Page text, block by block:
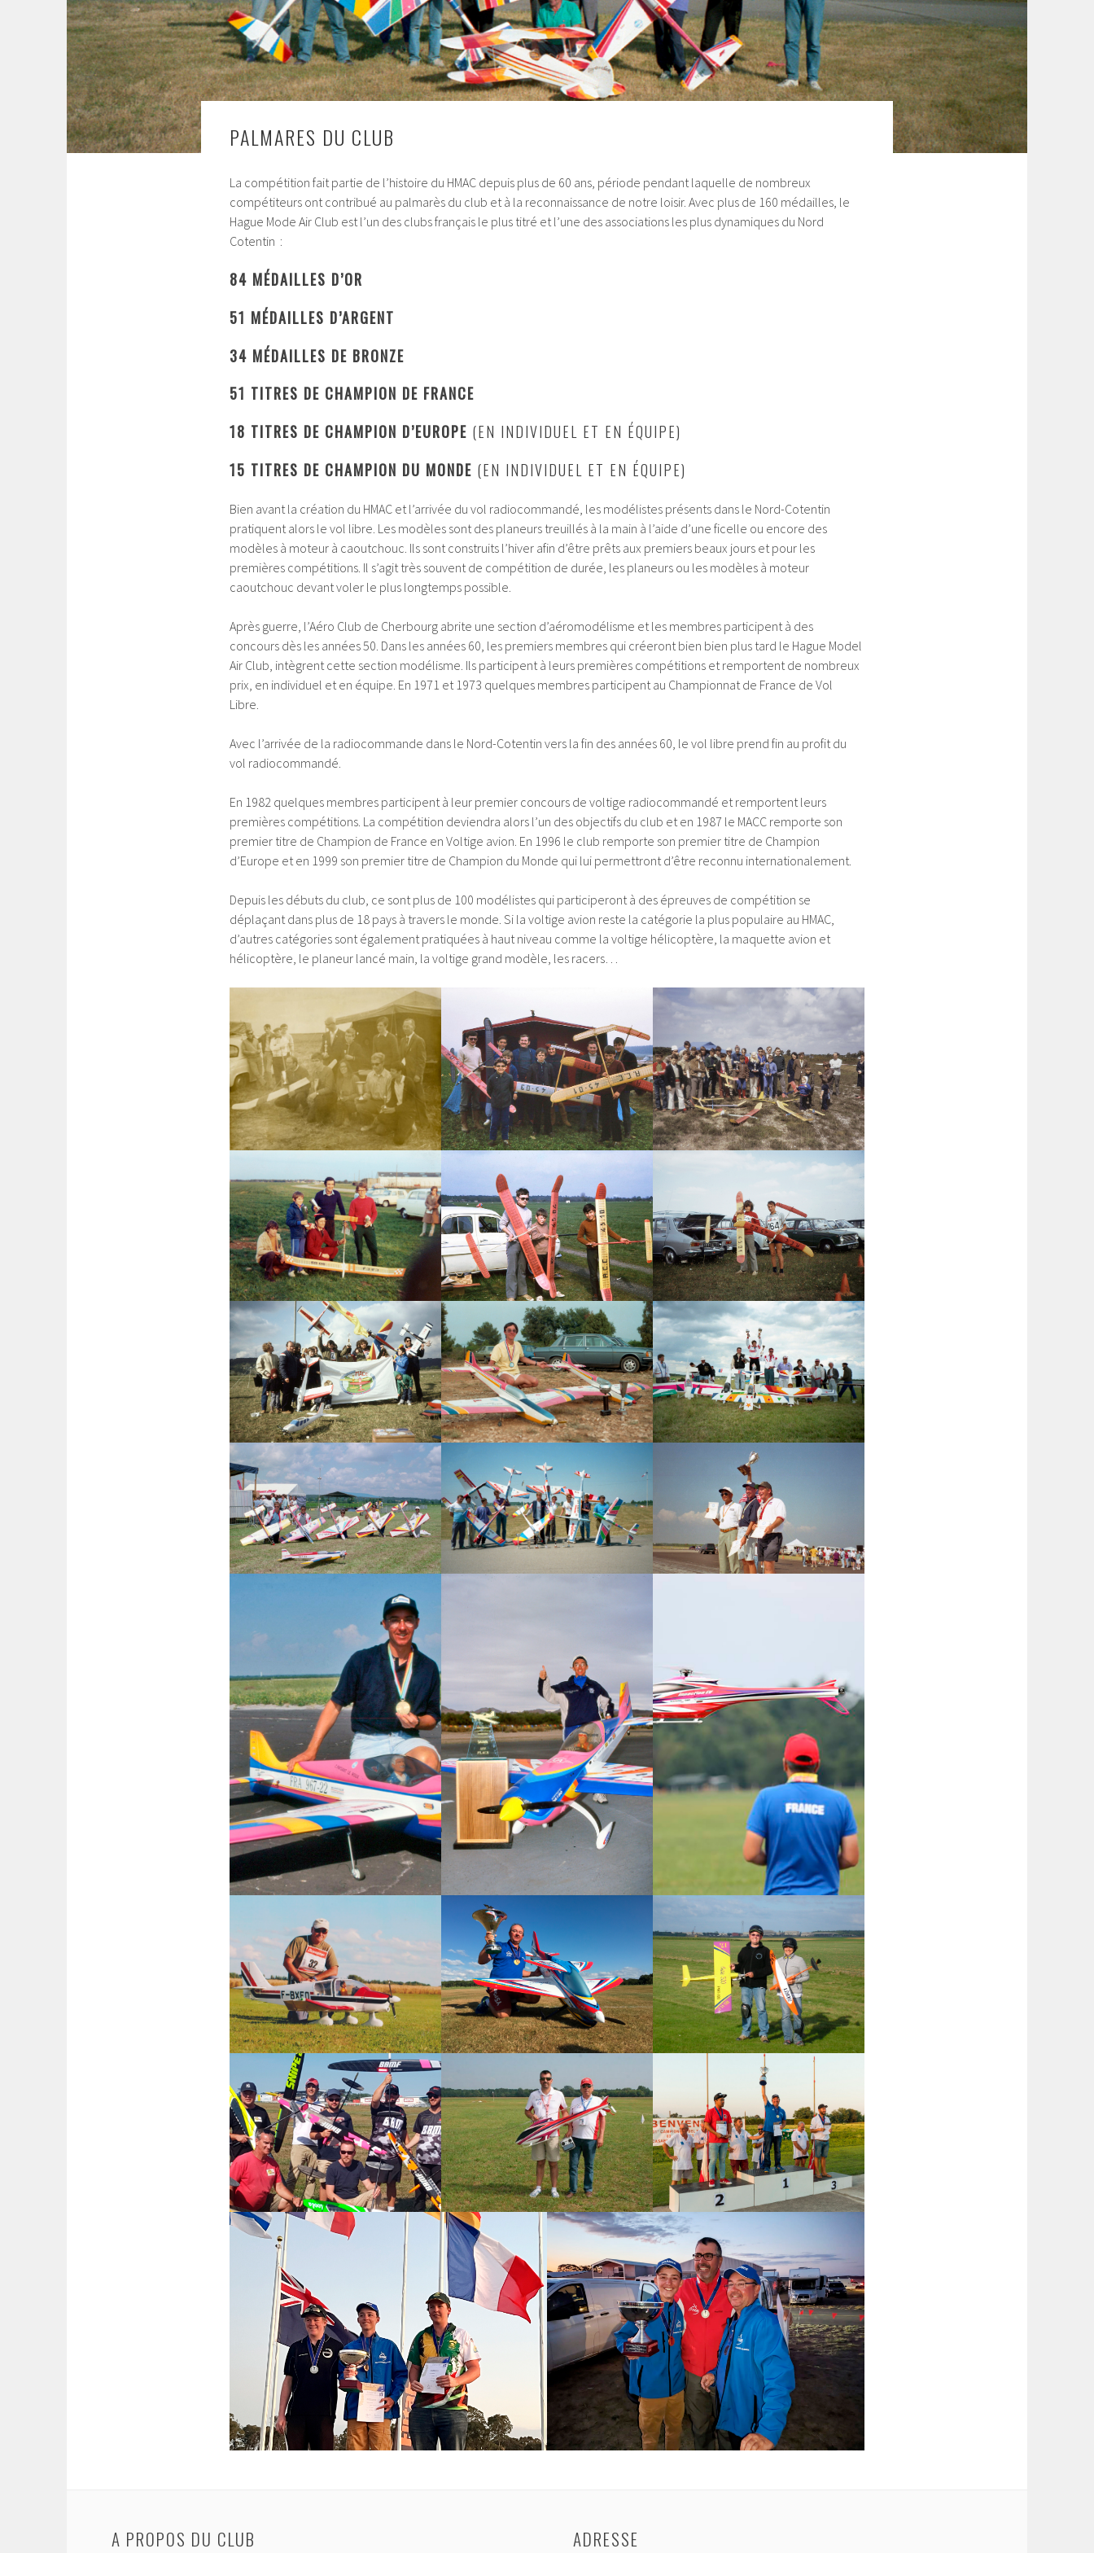
PALMARES DU CLUB
La compétition fait partie de l’histoire du HMAC depuis plus de 60 ans, période pendant laquelle de nombreux
compétiteurs ont contribué au palmarès du club et à la reconnaissance de notre loisir. Avec plus de 160 médailles, le
Hague Mode Air Club est l’un des clubs français le plus titré et l’une des associations les plus dynamiques du Nord
Cotentin :
84 MÉDAILLES D’OR
51 MÉDAILLES D’ARGENT
34 MÉDAILLES DE BRONZE
51 TITRES DE CHAMPION DE FRANCE
18 TITRES DE CHAMPION D’EUROPE (EN INDIVIDUEL ET EN ÉQUIPE)
15 TITRES DE CHAMPION DU MONDE (EN INDIVIDUEL ET EN ÉQUIPE)
Bien avant la création du HMAC et l’arrivée du vol radiocommandé, les modélistes présents dans le Nord-Cotentin
pratiquent alors le vol libre. Les modèles sont des planeurs treuillés à la main à l’aide d’une ficelle ou encore des
modèles à moteur à caoutchouc. Ils sont construits l’hiver afin d’être prêts aux premiers beaux jours et pour les
premières compétitions. Il s’agit très souvent de compétition de durée, les planeurs ou les modèles à moteur
caoutchouc devant voler le plus longtemps possible.
Après guerre, l’Aéro Club de Cherbourg abrite une section d’aéromodélisme et les membres participent à des
concours dès les années 50. Dans les années 60, les premiers membres qui créeront bien bien plus tard le Hague Model
Air Club, intègrent cette section modélisme. Ils participent à leurs premières compétitions et remportent de nombreux
prix, en individuel et en équipe. En 1971 et 1973 quelques membres participent au Championnat de France de Vol
Libre.
Avec l’arrivée de la radiocommande dans le Nord-Cotentin vers la fin des années 60, le vol libre prend fin au profit du
vol radiocommandé.
En 1982 quelques membres participent à leur premier concours de voltige radiocommandé et remportent leurs
premières compétitions. La compétition deviendra alors l’un des objectifs du club et en 1987 le MACC remporte son
premier titre de Champion de France en Voltige avion. En 1996 le club remporte son premier titre de Champion
d’Europe et en 1999 son premier titre de Champion du Monde qui lui permettront d’être reconnu internationalement.
Depuis les débuts du club, ce sont plus de 100 modélistes qui participeront à des épreuves de compétition se
déplaçant dans plus de 18 pays à travers le monde. Si la voltige avion reste la catégorie la plus populaire au HMAC,
d’autres catégories sont également pratiquées à haut niveau comme la voltige hélicoptère, la maquette avion et
hélicoptère, le planeur lancé main, la voltige grand modèle, les racers…
A PROPOS DU CLUB ADRESSE